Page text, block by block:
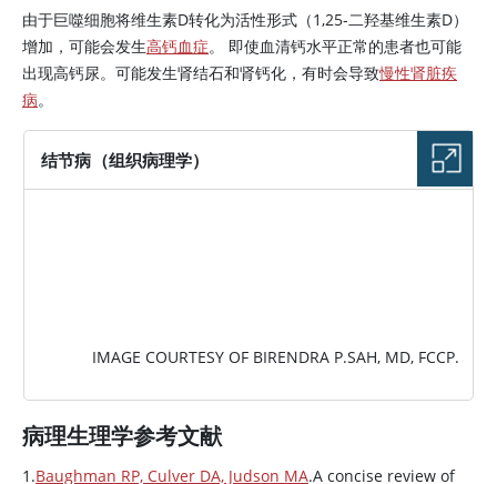
由于巨噬细胞将维生素D转化为活性形式（1,25-二羟基维生素D）
增加，可能会发生高钙血症。 即使血清钙水平正常的患者也可能
出现高钙尿。可能发生肾结石和肾钙化，有时会导致慢性肾脏疾
病。
结节病（组织病理学）
IMAGE COURTESY OF BIRENDRA P.SAH, MD, FCCP.
病理生理学参考文献
1.Baughman RP, Culver DA, Judson MA.A concise review of